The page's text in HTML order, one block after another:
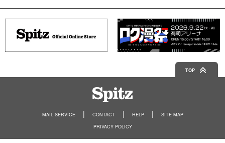
TOP
MAIL SERVICE CONTACT HELP
SITE MAP
PRIVACY POLICY